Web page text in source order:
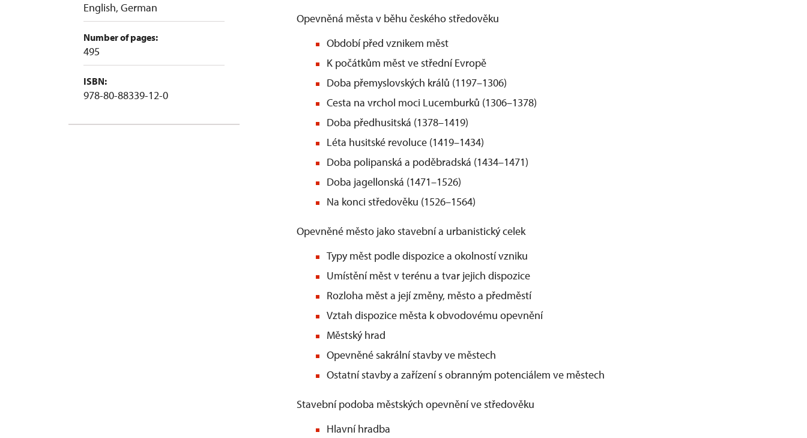
English, German
Number of pages:
495
ISBN:
978-80-88339-12-0
Opevněná města v běhu českého středověku
Období před vznikem měst
K počátkům měst ve střední Evropě
Doba přemyslovských králů (1197–1306)
Cesta na vrchol moci Lucemburků (1306–1378)
Doba předhusitská (1378–1419)
Léta husitské revoluce (1419–1434)
Doba polipanská a poděbradská (1434–1471)
Doba jagellonská (1471–1526)
Na konci středověku (1526–1564)
Opevněné město jako stavební a urbanistický celek
Typy měst podle dispozice a okolností vzniku
Umístění měst v terénu a tvar jejich dispozice
Rozloha měst a její změny, město a předměstí
Vztah dispozice města k obvodovému opevnění
Městský hrad
Opevněné sakrální stavby ve městech
Ostatní stavby a zařízení s obranným potenciálem ve městech
Stavební podoba městských opevnění ve středověku
Hlavní hradba